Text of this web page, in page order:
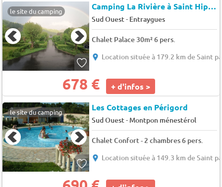
le site du camping Camping La Rivière à Saint Hippolyte
Sud Ouest- Entraygues
Chalet Palace 30m² 6 pers.
Location située à 179.2 km de Saint
678 € + d'infos >
le site du camping Les Cottages en Périgord
Sud Ouest- Montpon ménestérol
Chalet Confort - 2 chambres 6 pers.
Location située à 149.3 km de Saint